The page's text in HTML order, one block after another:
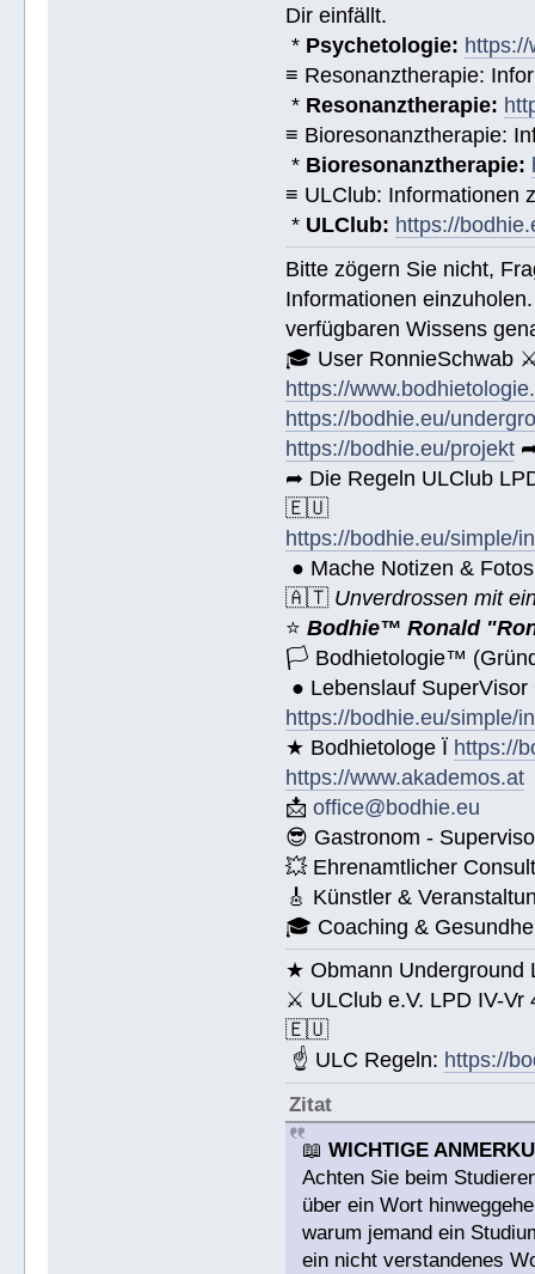
Dir einfällt.
* Psychetologie:
≡ Resonanztherapie:
* Resonanztherapie:
≡ Bioresonanztherapie:
* Bioresonanztherapie:
≡ ULClub: Informationen
* ULClub: https://
Bitte zögern Sie nicht,
Informationen
verfügbaren Wissens
🎓 User RonnieSchwab
https://
https://bodhie.eu/
https://bodhie.eu/projekt
➦ Die Regeln ULClub
🇪🇺
https://bodhie.eu/simple/
● Mache Notizen &
🇦🇹 Unverdrossen mit
⭐️Bodhie™ Ronald
🏳 Bodhietologie™
● Lebenslauf
https://bodhie.eu/simple/
★ Bodhietologe Ï https://
https://www.akademos.at
📩office@bodhie.eu
😎 Gastronom -
💥 Ehrenamtlicher
🎸 Künstler &
🎓 Coaching &
★ Obmann Underground
⚔ ULClub e.V. LPD IV-
🇪🇺
☝ ULC Regeln: https://
Zitat
📖WICHTIGE
Achten Sie beim
über ein Wort
warum jemand ein
ein nicht verstandenes